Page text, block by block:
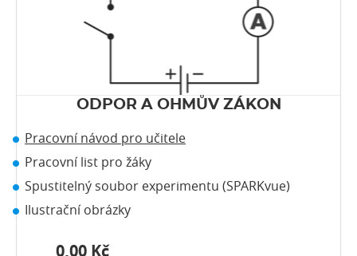
ODPOR A OHMŮV ZÁKON
Pracovní návod pro učitele
Pracovní list pro žáky
Spustitelný soubor experimentu (SPARKvue)
Ilustrační obrázky
0,00 Kč